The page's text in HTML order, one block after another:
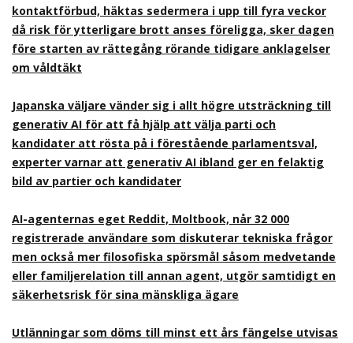
kontaktförbud, häktas sedermera i upp till fyra veckor
då risk för ytterligare brott anses föreligga, sker dagen
före starten av rättegång rörande tidigare anklagelser
om våldtäkt
Japanska väljare vänder sig i allt högre utsträckning till
generativ AI för att få hjälp att välja parti och
kandidater att rösta på i förestående parlamentsval,
experter varnar att generativ AI ibland ger en felaktig
bild av partier och kandidater
AI-agenternas eget Reddit, Moltbook, når 32 000
registrerade användare som diskuterar tekniska frågor
men också mer filosofiska spörsmål såsom medvetande
eller familjerelation till annan agent, utgör samtidigt en
säkerhetsrisk för sina mänskliga ägare
Utlänningar som döms till minst ett års fängelse utvisas